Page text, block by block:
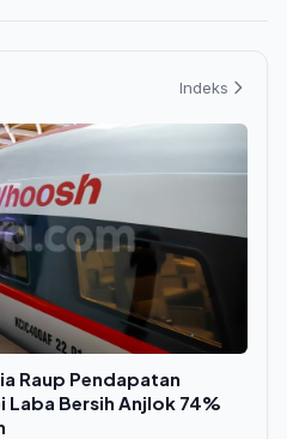
Indeks
Raup Pendapatan
Laba Bersih Anjlok 74%